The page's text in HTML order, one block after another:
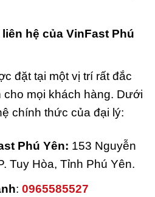
hệ của VinFast Phú
đặt tại một vị trí rất đắc
cho mọi khách hàng. Dưới
chính thức của đại lý:
Phú Yên: 153 Nguyễn
Tuy Hòa, Tỉnh Phú Yên.
: 0965585527